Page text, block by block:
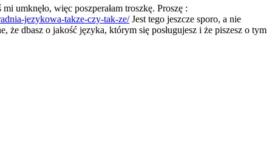
umknęło, więc poszperałam troszkę. Proszę :
jezykowa-takze-czy-tak-ze/Jest tego jeszcze sporo, a nie
że dbasz o jakość języka, którym się posługujesz i że piszesz o tym